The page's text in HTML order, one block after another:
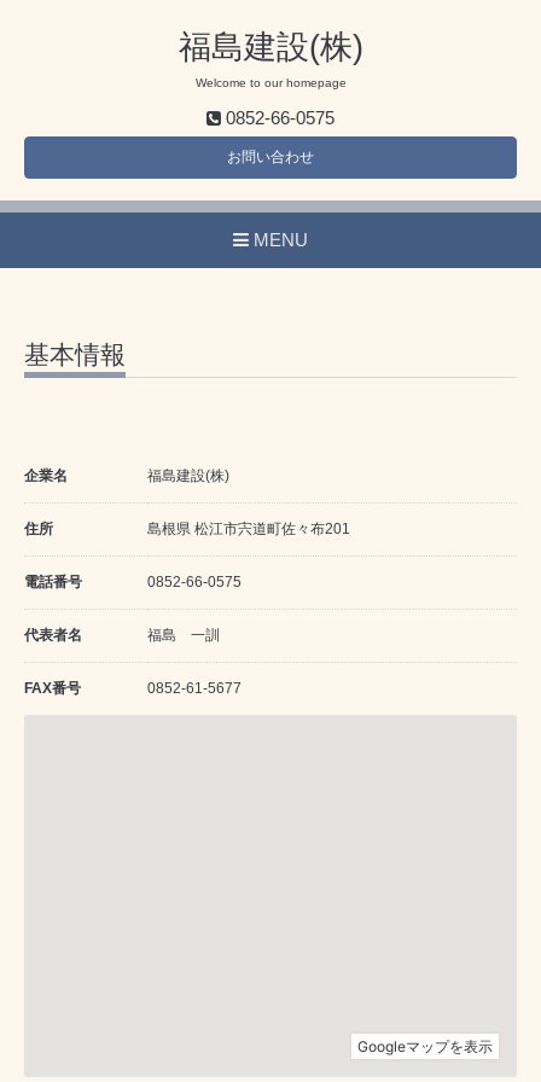
福島建設(株)
Welcome to our homepage
0852-66-0575
お問い合わせ
MENU
基本情報
企業名 福島建設(株)
住所 島根県 松江市宍道町佐々布201
電話番号 0852-66-0575
代表者名 福島 一訓
FAX番号 0852-61-5677